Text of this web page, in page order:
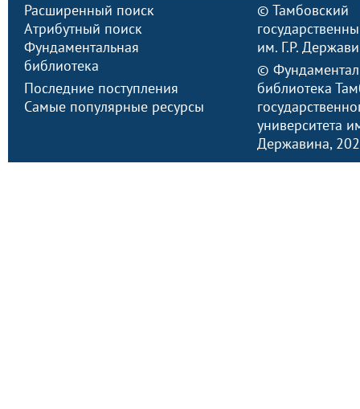
Расширенный поиск
Атрибутный поиск
Фундаментальная
библиотека
Последние поступления
Самые популярные ресурсы
© Тамбовский
им. Г.Р.
©
библиотека
университета
Державина,